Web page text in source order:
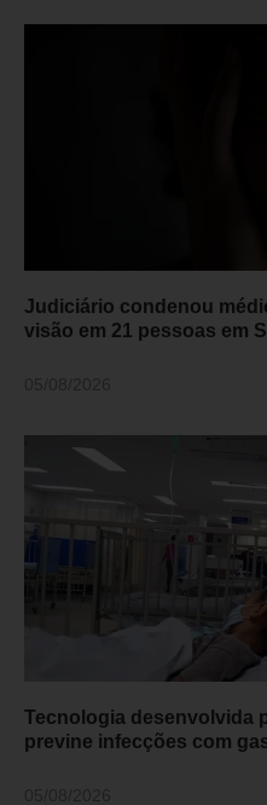
Judiciário condenou
visão em 21 pessoas em
Tecnologia desenvolvida
previne infecções com